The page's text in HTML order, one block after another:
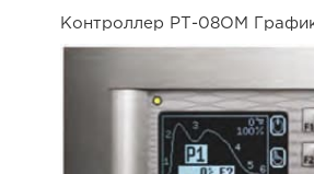
Контроллер РТ-08ОМ